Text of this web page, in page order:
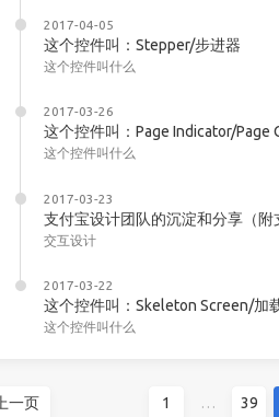
2017-04-05
这个控件叫：Stepper/步进器
这个控件叫什么
2017-03-26
这个控件叫：Page Indicator/Page
这个控件叫什么
2017-03-23
支付宝设计团队的沉淀和分享（附
交互设计
2017-03-22
这个控件叫：Skeleton Screen/加
这个控件叫什么
上一页 1 … 39